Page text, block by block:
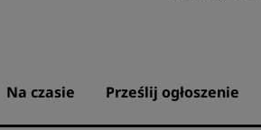
Na czasie Prześlij ogłoszenie